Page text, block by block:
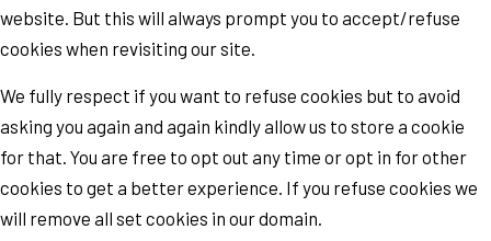
website. But this will always prompt you to accept/refuse
cookies when revisiting our site.
We fully respect if you want to refuse cookies but to avoid
asking you again and again kindly allow us to store a cookie
for that. You are free to opt out any time or opt in for other
cookies to get a better experience. If you refuse cookies we
will remove all set cookies in our domain.